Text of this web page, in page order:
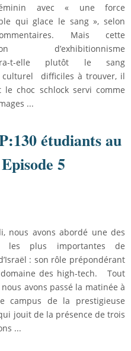
avec « une force
qui glace le sang », selon
Mais cette
d’exhibitionnisme
t-elle plutôt le sang
culturel difficiles à trouver, il
choc schlock servi comme
...
étudiants au
5
nous avons abordé une des
les plus importantes de
: son rôle prépondérant
des high-tech. Tout
nous avons passé la matinée à
campus de la prestigieuse
jouit de la présence de trois
...